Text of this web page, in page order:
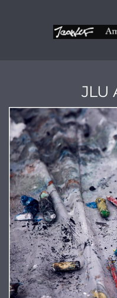
JLU